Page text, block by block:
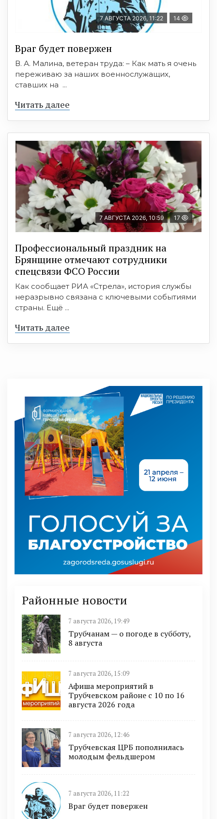
7 АВГУСТА 2026, 11:22 14
Враг будет повержен
В. А. Малина, ветеран труда: – Как мать я очень
переживаю за наших военнослужащих,
ставших на ...
Читать далее
7 АВГУСТА 2026, 10:59 17
Профессиональный праздник на
Брянщине отмечают сотрудники
спецсвязи ФСО России
Как сообщает РИА «Стрела», история службы
неразрывно связана с ключевыми событиями
страны. Ещё ...
Читать далее
Районные новости
7 августа 2026, 19:49
Трубчанам — о погоде в субботу,
8 августа
7 августа 2026, 15:09
Афиша мероприятий в
Трубчевском районе с 10 по 16
августа 2026 года
7 августа 2026, 12:46
Трубчевская ЦРБ пополнилась
молодым фельдшером
7 августа 2026, 11:22
Враг будет повержен